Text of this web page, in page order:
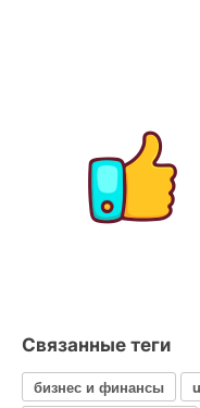
Связанные теги
бизнес и финансы